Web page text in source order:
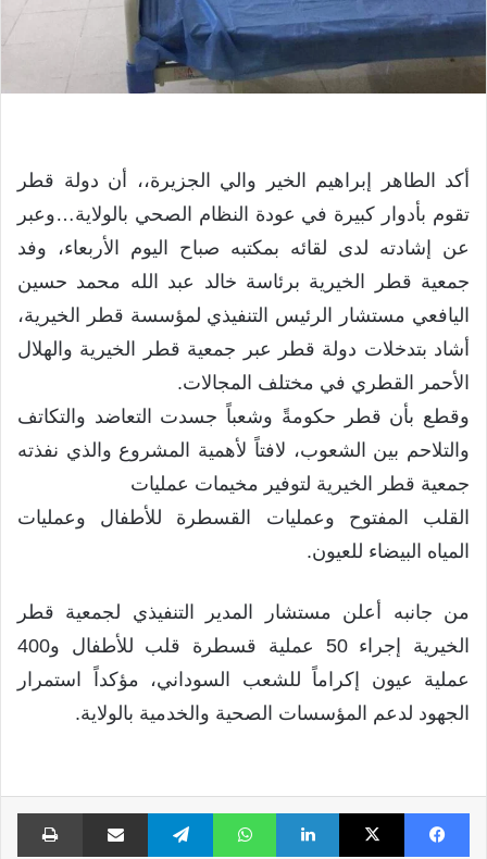
أكد الطاهر إبراهيم الخير والي الجزيرة،، أن دولة قطر
تقوم بأدوار كبيرة في عودة النظام الصحي بالولاية…وعبر
عن إشادته لدى لقائه بمكتبه صباح اليوم الأربعاء، وفد
جمعية قطر الخيرية برئاسة خالد عبد الله محمد حسين
اليافعي مستشار الرئيس التنفيذي لمؤسسة قطر الخيرية،
أشاد بتدخلات دولة قطر عبر جمعية قطر الخيرية والهلال
الأحمر القطري في مختلف المجالات.
وقطع بأن قطر حكومةً وشعباً جسدت التعاضد والتكاتف
والتلاحم بين الشعوب، لافتاً لأهمية المشروع والذي نفذته
جمعية قطر الخيرية لتوفير مخيمات عمليات
القلب المفتوح وعمليات القسطرة للأطفال وعمليات
المياه البيضاء للعيون.
من جانبه أعلن مستشار المدير التنفيذي لجمعية قطر
الخيرية إجراء 50 عملية قسطرة قلب للأطفال و400
عملية عيون إكراماً للشعب السوداني، مؤكداً استمرار
الجهود لدعم المؤسسات الصحية والخدمية بالولاية.
فيسبوك X لينكدإن واتساب تيلقرام مشاركة عبر البريد